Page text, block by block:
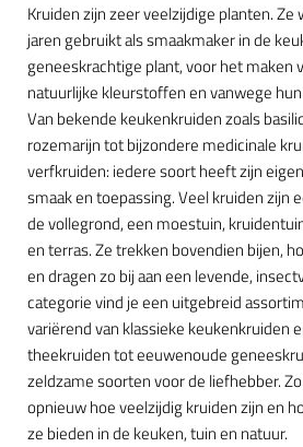
Kruiden zijn zeer veelzijdige planten. Ze
jaren gebruikt als smaakmaker in de
geneeskrachtige plant, voor het maken
natuurlijke kleurstoffen en vanwege
Van bekende keukenkruiden zoals
rozemarijn tot bijzondere medicinale
verfkruiden: iedere soort heeft zijn
smaak en toepassing. Veel kruiden zijn
de vollegrond, een moestuin,
en terras. Ze trekken bovendien bijen,
en dragen zo bij aan een levende,
categorie vind je een uitgebreid
variërend van klassieke keukenkruiden
theekruiden tot eeuwenoude
zeldzame soorten voor de liefhebber.
opnieuw hoe veelzijdig kruiden zijn en
ze bieden in de keuken, tuin en natuur.